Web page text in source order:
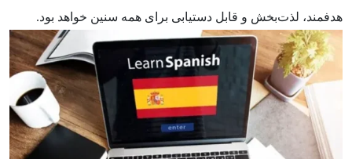
هدفمند، لذت‌بخش و قابل دستیابی برای همه سنین خواهد بود.